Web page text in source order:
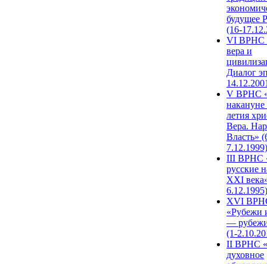
будущее
(16-
VI ВРНС
вера и
Диалог
V ВРНС
накануне
летия
Вера.
Власть»
7.12.1999)
III ВРНС
русские
XXI
6.12.1995)
XVI
«Рубежи
—
(1-
II ВРНС
духовное